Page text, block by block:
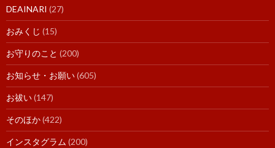
DEAINARI (27)
おみくじ (15)
お守りのこと (200)
お知らせ・お願い(605)
お祓い(147)
そのほか(422)
インスタグラム (200)